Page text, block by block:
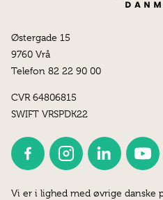
Østergade 15
9760 Vrå
Telefon 82 22 90 00
CVR 64806815
SWIFT VRSPDK22
Vi er i lighed med øvrige danske